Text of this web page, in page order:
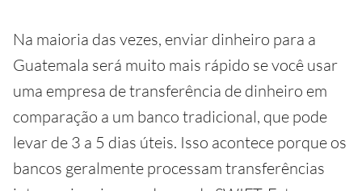
Na maioria das vezes, enviar dinheiro para a
Guatemala será muito mais rápido se você usar
uma empresa de transferência de dinheiro em
comparação a um banco tradicional, que pode
levar de 3 a 5 dias úteis. Isso acontece porque os
bancos geralmente processam transferências